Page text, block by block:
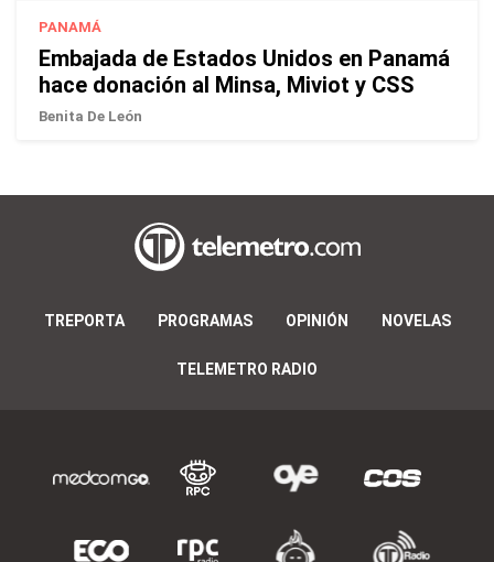
PANAMÁ
Embajada de Estados Unidos en Panamá
hace donación al Minsa, Miviot y CSS
Benita De León
TREPORTA PROGRAMAS OPINIÓN NOVELAS
TELEMETRO RADIO